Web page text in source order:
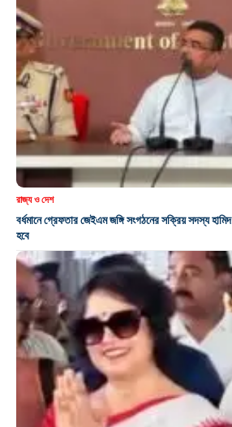
রাজ্য ও দেশ
বর্ধমানে গ্রেফতার জেইএম জঙ্গি সংগঠনের সক্রিয় সদস্য
হবে